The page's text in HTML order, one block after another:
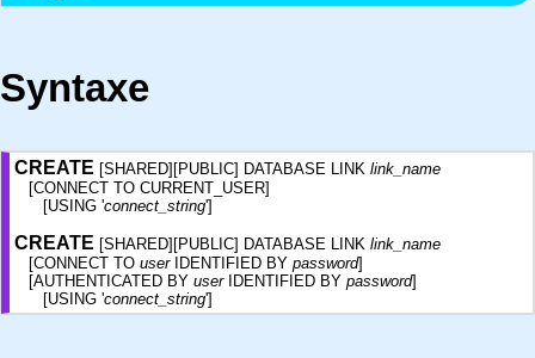
Syntaxe
CREATE [SHARED][PUBLIC] DATABASE LINK link_name
[CONNECT TO CURRENT_USER]
[USING 'connect_string']
CREATE [SHARED][PUBLIC] DATABASE LINK link_name
[CONNECT TO userIDENTIFIED BY password]
[AUTHENTICATED BY userIDENTIFIED BY password]
[USING 'connect_string']